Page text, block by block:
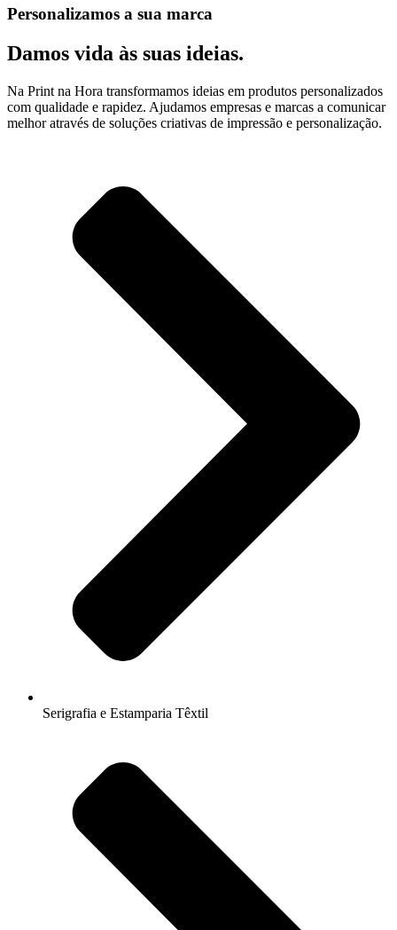
Personalizamos a sua marca
Damos vida às suas ideias.
Na Print na Hora transformamos ideias em produtos personalizados
com qualidade e rapidez. Ajudamos empresas e marcas a comunicar
melhor através de soluções criativas de impressão e personalização.
Serigrafia e Estamparia Têxtil